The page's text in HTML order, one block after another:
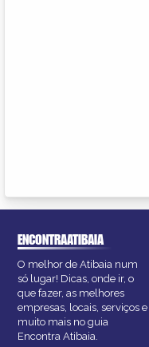
ENCONTRAATIBAIA
O melhor de Atibaia num
só lugar! Dicas, onde ir, o
que fazer, as melhores
empresas, locais, serviços e
muito mais no guia
Encontra Atibaia.